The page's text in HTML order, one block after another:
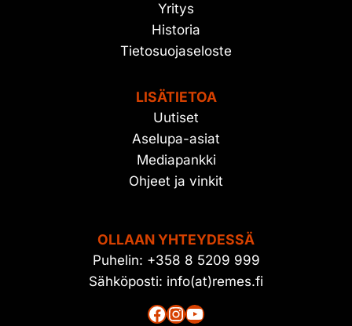
Yritys
Historia
Tietosuojaseloste
LISÄTIETOA
Uutiset
Aselupa-asiat
Mediapankki
Ohjeet ja vinkit
OLLAAN YHTEYDESSÄ
Puhelin: +358 8 5209 999
Sähköposti: info(at)remes.fi
Facebook
Instagram
YouTube